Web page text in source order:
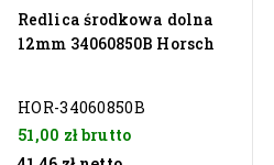
Redlica środkowa dolna
12mm 34060850B Horsch
HOR-34060850B
51,00 złbrutto